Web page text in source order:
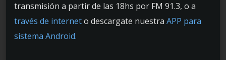
transmisión a partir de las 18hs por FM 91.3, o a
través de interneto descargate nuestra APP para
sistema Android.